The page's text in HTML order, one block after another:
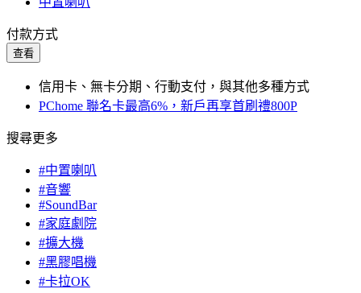
付款方式
查看
信用卡、無卡分期、行動支付，與其他多種方式
PChome 聯名卡最高6%，新戶再享首刷禮800P
搜尋更多
#中置喇叭
#音響
#SoundBar
#家庭劇院
#擴大機
#黑膠唱機
#卡拉OK